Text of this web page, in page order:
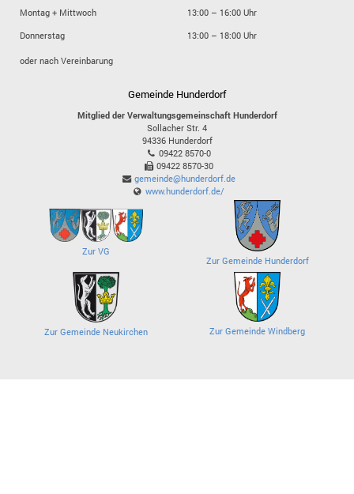
Montag + Mittwoch
13:00 – 16:00 Uhr
Donnerstag
13:00 – 18:00 Uhr
oder nach Vereinbarung
Gemeinde Hunderdorf
Mitglied der Verwaltungsgemeinschaft Hunderdorf
Sollacher Str. 4
94336 Hunderdorf
09422 8570-0
09422 8570-30
gemeinde@hunderdorf.de
www.hunderdorf.de/
Zur VG
Zur Gemeinde Hunderdorf
Zur Gemeinde Neukirchen Zur Gemeinde Windberg